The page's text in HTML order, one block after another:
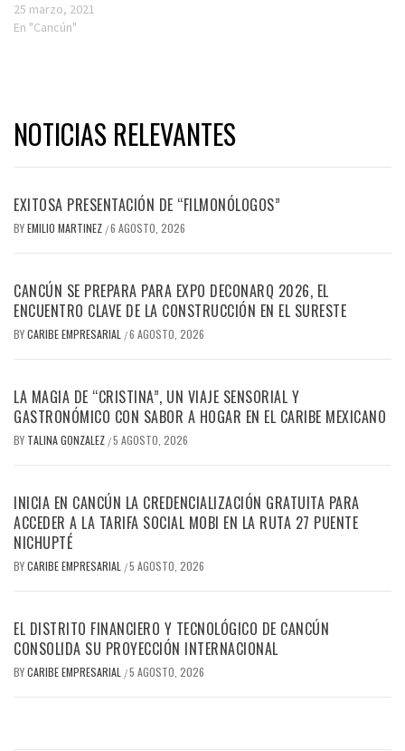
25 marzo, 2021
En "Cancún"
NOTICIAS RELEVANTES
EXITOSA PRESENTACIÓN DE “FILMONÓLOGOS”
BYEMILIO MARTINEZ /6 AGOSTO, 2026
CANCÚN SE PREPARA PARA EXPO DECONARQ 2026, EL
ENCUENTRO CLAVE DE LA CONSTRUCCIÓN EN EL SURESTE
BYCARIBE EMPRESARIAL /6 AGOSTO, 2026
LA MAGIA DE “CRISTINA”, UN VIAJE SENSORIAL Y
GASTRONÓMICO CON SABOR A HOGAR EN EL CARIBE MEXICANO
BY TALINA GONZALEZ /5 AGOSTO, 2026
INICIA EN CANCÚN LA CREDENCIALIZACIÓN GRATUITA PARA
ACCEDER A LA TARIFA SOCIAL MOBI EN LA RUTA 27 PUENTE
NICHUPTÉ
BYCARIBE EMPRESARIAL /5 AGOSTO, 2026
EL DISTRITO FINANCIERO Y TECNOLÓGICO DE CANCÚN
CONSOLIDA SU PROYECCIÓN INTERNACIONAL
BYCARIBE EMPRESARIAL /5 AGOSTO, 2026